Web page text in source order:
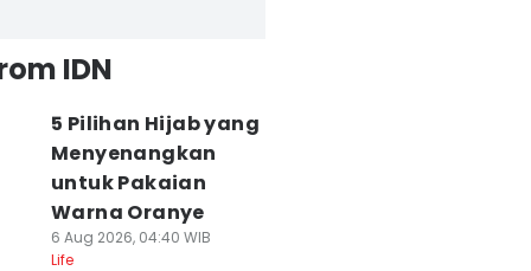
IDN
5 Pilihan Hijab yang
Menyenangkan
untuk Pakaian
Warna Oranye
6 Aug 2026, 04:40 WIB
Life